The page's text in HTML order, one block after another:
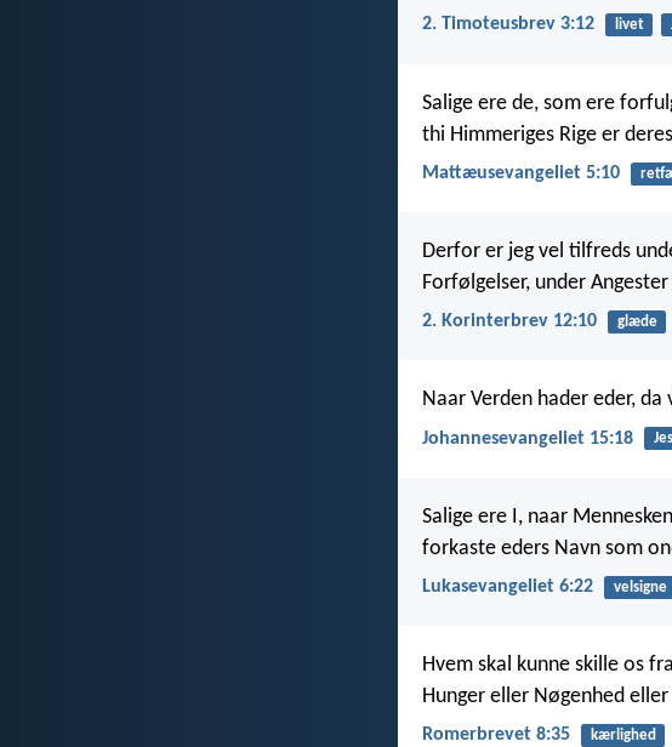
2. Timoteusbrev 3:12 livet
Salige ere de, som ere
thi Himmeriges Rige er
Mattæusevangeliet 5:10
Derfor er jeg vel tilfreds
Forfølgelser, under
2. Korinterbrev 12:10 glæde
Naar Verden hader eder,
Johannesevangeliet 15:18
Salige ere I, naar
forkaste eders Navn som
Lukasevangeliet 6:22 velsigne
Hvem skal kunne skille os
Hunger eller Nøgenhed
Romerbrevet 8:35 kærlighed